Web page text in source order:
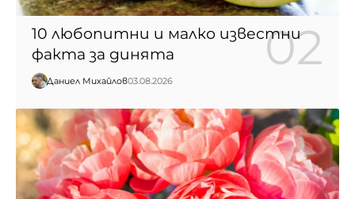
10 любопитни и малко известни
факта за динята
Даниел Михайлов03.08.2026